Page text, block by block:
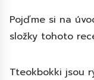
Pojďme si na
složky tohoto
Tteokbokki jsou